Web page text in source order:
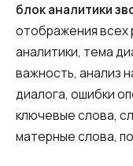
блок аналитики
отображения всех
аналитики, тема
важность, анализ
диалога, ошибки
ключевые слова,
матерные слова,